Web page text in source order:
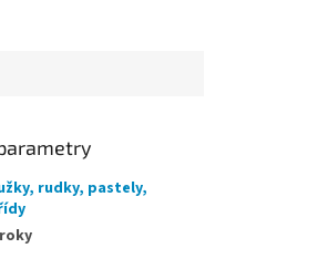
rudky, pastely,